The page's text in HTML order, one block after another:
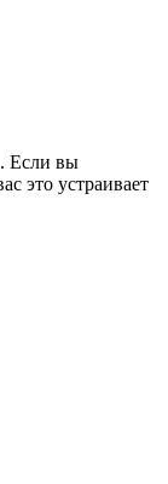
Если вы
это устраивает